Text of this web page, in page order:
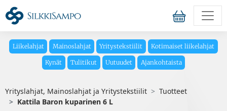
Liikelahjat Mainoslahjat Yritystekstiilit Kotimaiset liikelahjat
Kynät Tulitikut Uutuudet Ajankohtaista
Yrityslahjat, Mainoslahjat ja Yritystekstiilit
Tuotteet
Kattila Baron kuparinen 6 L